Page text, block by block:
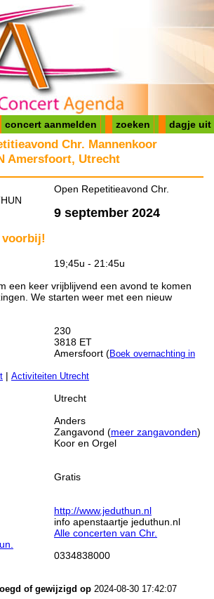
concert aanmelden zoeken dagje uit
Chr. Mannenkoor
Amersfoort, Utrecht
Open Repetitieavond Chr.
9 september 2024
voorbij!
19;45u - 21:45u
een keer vrijblijvend een avond te komen
We starten weer met een nieuw
230
3818 ET
Amersfoort (Boek overnachting in
| Activiteiten Utrecht
Utrecht
Anders
Zangavond (meer zangavonden)
Koor en Orgel
Gratis
http://www.jeduthun.nl
info apenstaartje jeduthun.nl
Alle concerten van Chr.
0334838000
of gewijzigd op 2024-08-30 17:42:07